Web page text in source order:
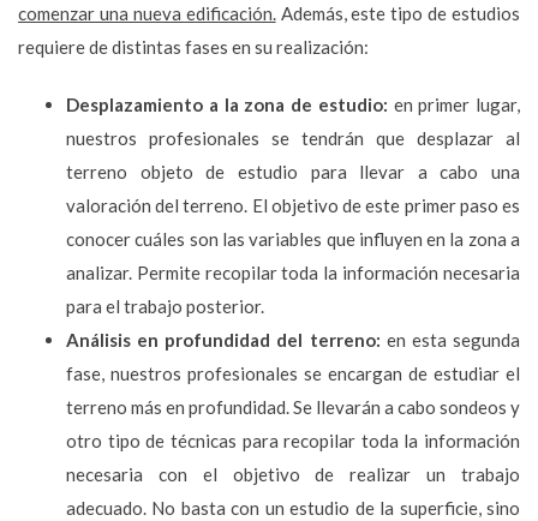
comenzar una nueva edificación.Además, este tipo de estudios
requiere de distintas fases en su realización:
Desplazamiento a la zona de estudio: en primer lugar,
nuestros profesionales se tendrán que desplazar al
terreno objeto de estudio para llevar a cabo una
valoración del terreno. El objetivo de este primer paso es
conocer cuáles son las variables que influyen en la zona a
analizar. Permite recopilar toda la información necesaria
para el trabajo posterior.
Análisis en profundidad del terreno: en esta segunda
fase, nuestros profesionales se encargan de estudiar el
terreno más en profundidad. Se llevarán a cabo sondeos y
otro tipo de técnicas para recopilar toda la información
necesaria con el objetivo de realizar un trabajo
adecuado. No basta con un estudio de la superficie, sino